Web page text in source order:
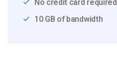
No credit card required
10 GB of bandwidth